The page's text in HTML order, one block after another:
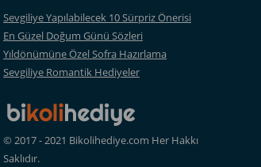
Sevgiliye Yapılabilecek 10 Sürpriz Önerisi
En Güzel Doğum Günü Sözleri
Yıldönümüne Özel Sofra Hazırlama
Sevgiliye Romantik Hediyeler
© 2017 - 2021 Bikolihediye.com Her Hakkı
Saklıdır.